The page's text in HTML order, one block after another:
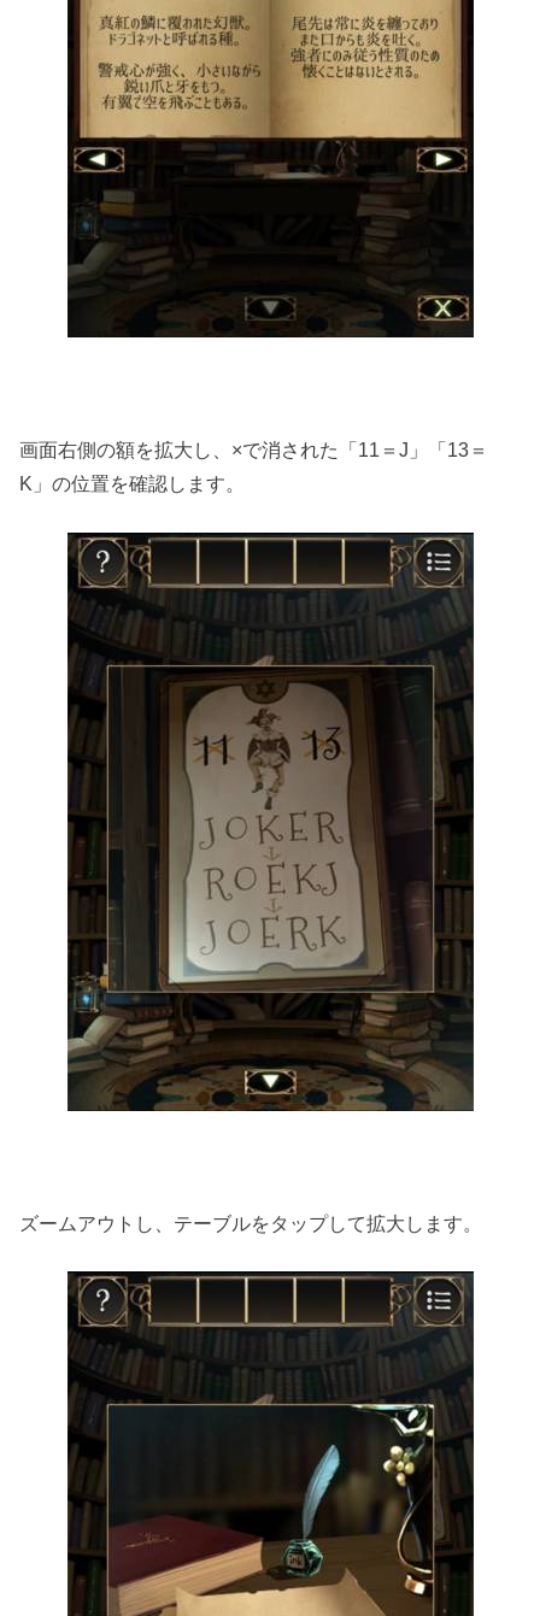
画面右側の額を拡大し、×で消された「11＝J」「13＝
K」の位置を確認します。
ズームアウトし、テーブルをタップして拡大します。